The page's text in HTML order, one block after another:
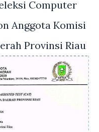
Computer
Anggota Komisi
Provinsi Riau